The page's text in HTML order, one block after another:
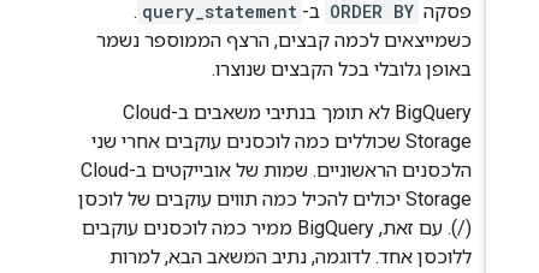
פסקה ORDER BY ב- query_statement
.
כשמייצאים לכמה קבצים, הרצף הממוספר נשמר
באופן גלובלי בכל הקבצים שנוצרו.
‫BigQuery לא תומך בנתיבי משאבים ב-Cloud
Storage שכוללים כמה לוכסנים עוקבים אחרי שני
הלכסנים הראשוניים. שמות של אובייקטים ב-Cloud
Storage יכולים להכיל כמה תווים עוקבים של לוכסן
(/). עם זאת, BigQuery ממיר כמה לוכסנים עוקבים
ללוכסן אחד. לדוגמה, נתיב המשאב הבא, למרות